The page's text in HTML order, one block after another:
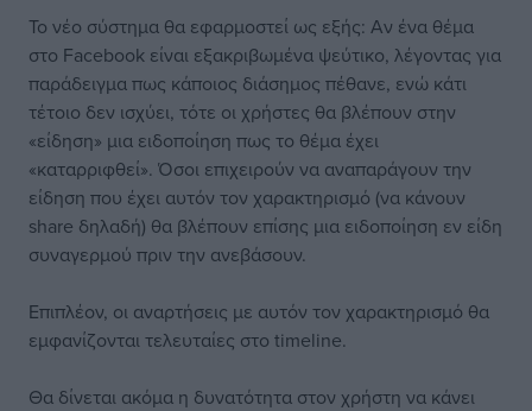
Το νέο σύστημα θα εφαρμοστεί ως εξής: Αν ένα θέμα
στο Facebook είναι εξακριβωμένα ψεύτικο, λέγοντας για
παράδειγμα πως κάποιος διάσημος πέθανε, ενώ κάτι
τέτοιο δεν ισχύει, τότε οι χρήστες θα βλέπουν στην
«είδηση» μια ειδοποίηση πως το θέμα έχει
«καταρριφθεί». Όσοι επιχειρούν να αναπαράγουν την
είδηση που έχει αυτόν τον χαρακτηρισμό (να κάνουν
share δηλαδή) θα βλέπουν επίσης μια ειδοποίηση εν είδη
συναγερμού πριν την ανεβάσουν.
Επιπλέον, οι αναρτήσεις με αυτόν τον χαρακτηρισμό θα
εμφανίζονται τελευταίες στο timeline.
Θα δίνεται ακόμα η δυνατότητα στον χρήστη να κάνει